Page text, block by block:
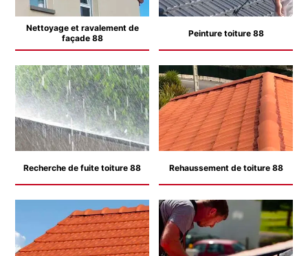
Nettoyage et ravalement de
façade 88
Peinture toiture 88
Recherche de fuite toiture 88 Rehaussement de toiture 88